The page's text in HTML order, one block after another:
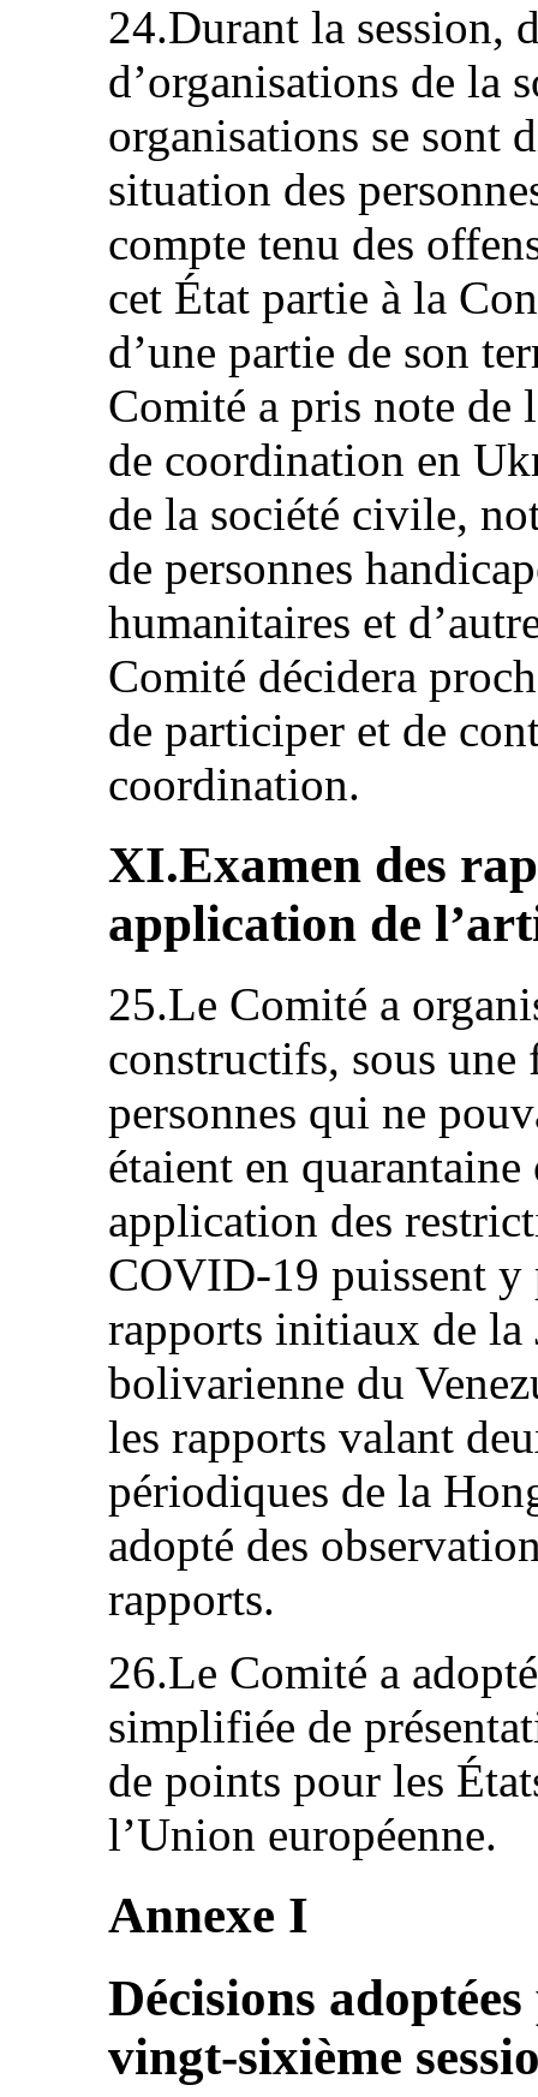
24.Durant la session,
d’organisations de la
organisations se sont
situation des
compte tenu des
cet État partie à la
d’une partie de son
Comité a pris note de
de coordination en
de la société civile,
de personnes
humanitaires et
Comité décidera
de participer et de
coordination.
XI.Examen des
application de
25.Le Comité a
constructifs, sous
personnes qui ne
étaient en
application des
COVID-19 puissent y
rapports initiaux de la
bolivarienne du
les rapports valant
périodiques de la
adopté des
rapports.
26.Le Comité a
simplifiée de
de points pour les
l’Union européenne.
Annexe I
Décisions
vingt-sixième